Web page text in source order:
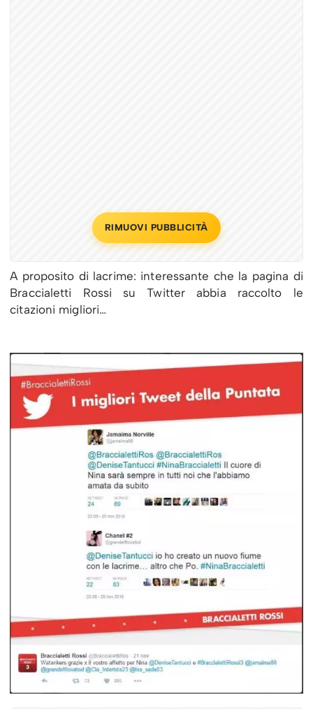
RIMUOVI PUBBLICITÀ
A proposito di lacrime: interessante che la pagina di
Braccialetti Rossi su Twitter abbia raccolto le
citazioni migliori…